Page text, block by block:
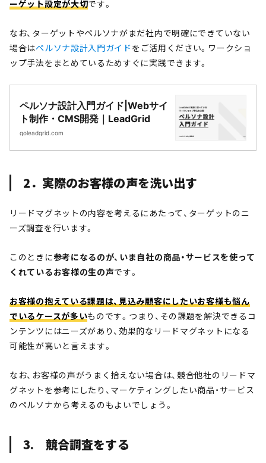
ーゲット設定が大切です。
なお、ターゲットやペルソナがまだ社内で明確にできていない
場合はペルソナ設計入門ガイドをご活用ください。ワークショ
ップ手法をまとめているためすぐに実践できます。
ペルソナ設計入門ガイド|Webサイ
ト制作・CMS開発｜LeadGrid
goleadgrid.com
2．実際のお客様の声を洗い出す
リードマグネットの内容を考えるにあたって、ターゲットのニ
ーズ調査を行います。
このときに参考になるのが、いま自社の商品・サービスを使って
くれているお客様の生の声です。
お客様の抱えている課題は、見込み顧客にしたいお客様も悩ん
でいるケースが多いものです。つまり、その課題を解決できるコ
ンテンツにはニーズがあり、効果的なリードマグネットになる
可能性が高いと言えます。
なお、お客様の声がうまく拾えない場合は、競合他社のリードマ
グネットを参考にしたり、マーケティングしたい商品・サービス
のペルソナから考えるのもよいでしょう。
3. 競合調査をする